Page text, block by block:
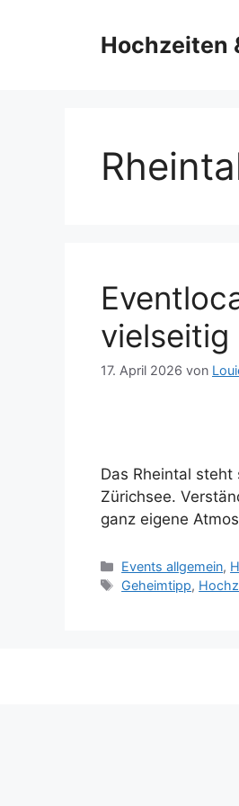
Hochzeiten
vielseitig
17. April 2026 von
Das Rheintal
Zürichsee.
ganz eigene
Kategorien
Events allgemein,
Tags
Geheimtipp,